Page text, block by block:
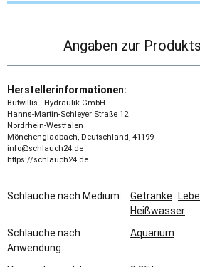
Angaben zur
Herstellerinformationen:
Butwillis - Hydraulik GmbH
Hanns-Martin-Schleyer Straße 12
Nordrhein-Westfalen
Mönchengladbach, Deutschland, 41199
info@schlauch24.de
https://schlauch24.de
Schläuche nach Medium: Getränke
Heißwasser
Schläuche nach
Anwendung:
Aquarium